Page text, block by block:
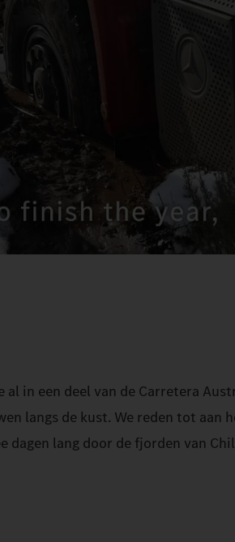
in een deel van de Carretera
langs de kust. We reden tot
lang door de fjorden van